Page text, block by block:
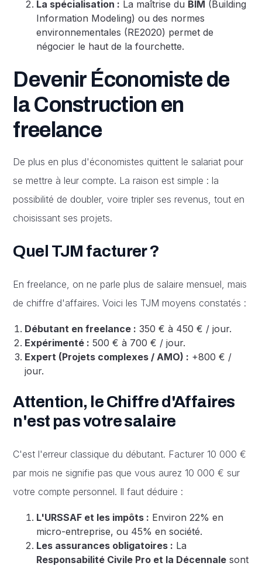
La spécialisation : La maîtrise du BIM (Building
Information Modeling) ou des normes
environnementales (RE2020) permet de
négocier le haut de la fourchette.
Devenir Économiste de
la Construction en
freelance
De plus en plus d'économistes quittent le salariat pour
se mettre à leur compte. La raison est simple : la
possibilité de doubler, voire tripler ses revenus, tout en
choisissant ses projets.
Quel TJM facturer ?
En freelance, on ne parle plus de salaire mensuel, mais
de chiffre d'affaires. Voici les TJM moyens constatés :
Débutant en freelance : 350 € à 450 € / jour.
Expérimenté : 500 € à 700 € / jour.
Expert (Projets complexes / AMO) : +800 € /
jour.
Attention, le Chiffre d'Affaires
n'est pas votre salaire
C'est l'erreur classique du débutant. Facturer 10 000 €
par mois ne signifie pas que vous aurez 10 000 € sur
votre compte personnel. Il faut déduire :
L'URSSAF et les impôts : Environ 22% en
micro-entreprise, ou 45% en société.
Les assurances obligatoires : La
Responsabilité Civile Pro et la Décennale sont